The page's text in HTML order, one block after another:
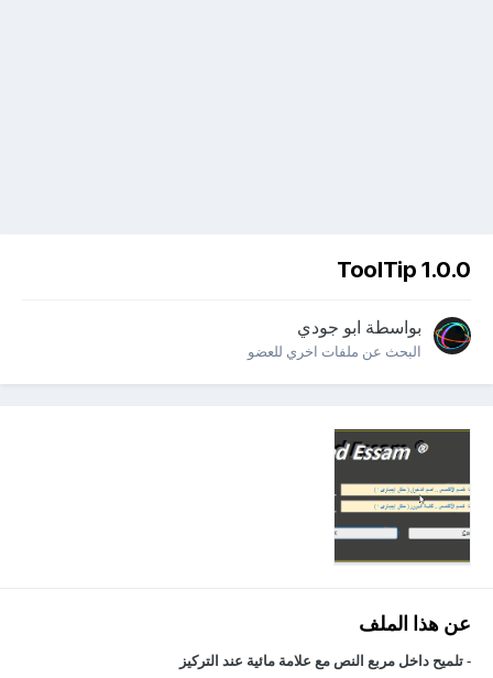
ToolTip 1.0.0
بواسطة ابو جودي
البحث عن ملفات اخري للعضو
عن هذا الملف
- تلميح داخل مربع النص مع علامة مائية عند التركيز